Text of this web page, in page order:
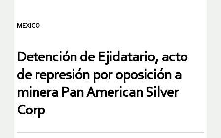
MEXICO
Detención de Ejidatario, acto
de represión por oposición a
minera Pan American Silver
Corp